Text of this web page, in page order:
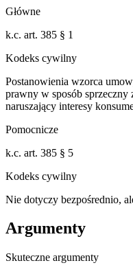
Główne
k.c. art. 385 § 1
Kodeks cywilny
Postanowienia wzorca
prawny w sposób
naruszający interesy
Pomocnicze
k.c. art. 385 § 5
Kodeks cywilny
Nie dotyczy bezpośrednio,
Argumenty
Skuteczne argumenty